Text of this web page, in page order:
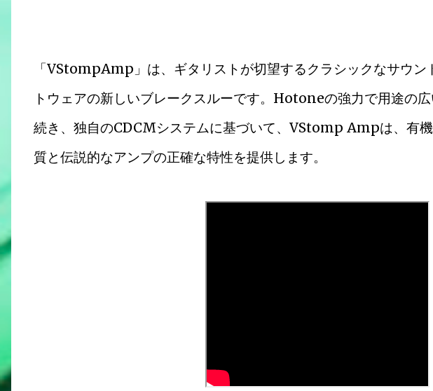
「VStompAmp」は、ギタリストが切望するクラシックなサウン
トウェアの新しいブレークスルーです。Hotoneの強力で用途の
続き、独自のCDCMシステムに基づいて、VStomp Ampは、有
質と伝説的なアンプの正確な特性を提供します。